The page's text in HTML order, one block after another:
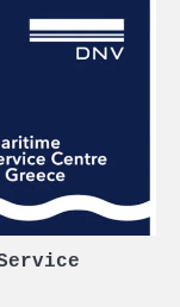
περνά
Ρυμουλκών:
να